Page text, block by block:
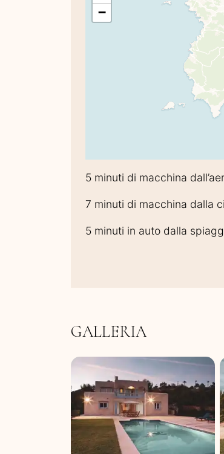
−
5 minuti di macchina
7 minuti di macchina dalla
5 minuti in auto dalla
GALLERIA